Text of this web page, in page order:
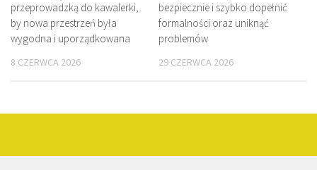
przeprowadzką do kawalerki,
by nowa przestrzeń była
wygodna i uporządkowana
8 CZERWCA 2026
bezpiecznie i szybko dopełnić
formalności oraz uniknąć
problemów
29 CZERWCA 2026